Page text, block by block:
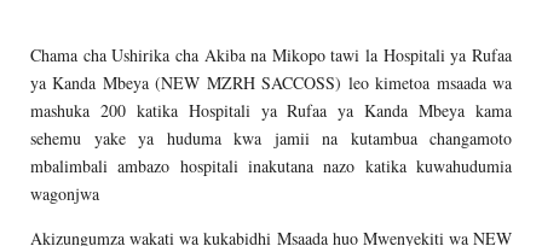
Chama cha Ushirika cha Akiba na Mikopo tawi la Hospitali ya Rufaa
ya Kanda Mbeya (NEW MZRH SACCOSS) leo kimetoa msaada wa
mashuka 200 katika Hospitali ya Rufaa ya Kanda Mbeya kama
sehemu yake ya huduma kwa jamii na kutambua changamoto
mbalimbali ambazo hospitali inakutana nazo katika kuwahudumia
wagonjwa
Akizungumza wakati wa kukabidhi Msaada huo Mwenyekiti wa NEW